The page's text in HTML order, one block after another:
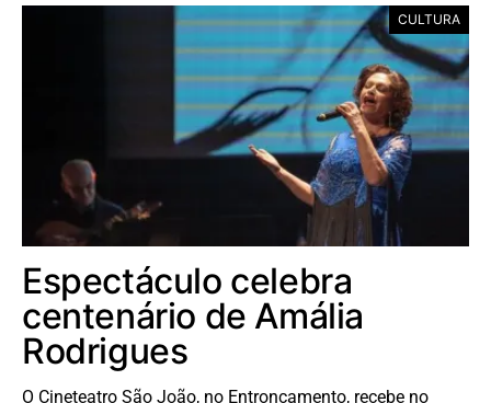
CULTURA
Espectáculo celebra
centenário de Amália
Rodrigues
O Cineteatro São João, no Entroncamento, recebe no